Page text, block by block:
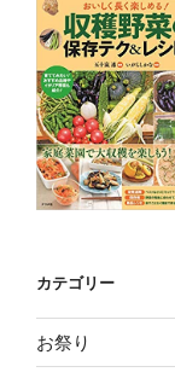
カテゴリー
お祭り